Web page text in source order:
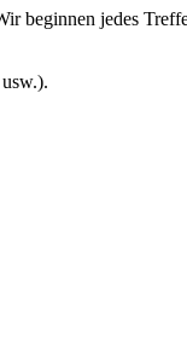
beginnen jedes